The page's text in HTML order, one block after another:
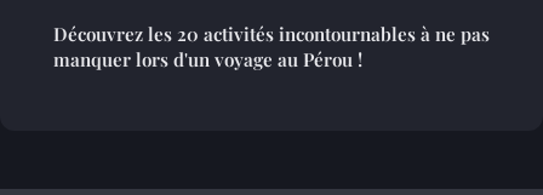
Découvrez les 20 activités incontournables à ne pas
manquer lors d'un voyage au Pérou !